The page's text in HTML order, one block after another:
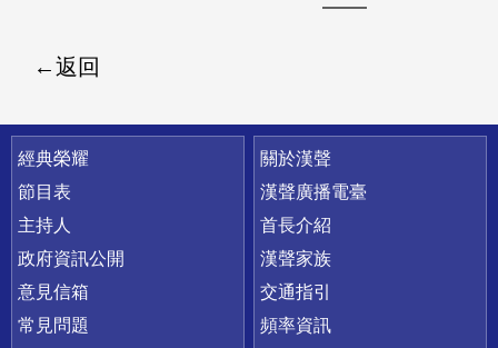
返回
快速連結
經典榮耀
節目表
主持人
政府資訊公開
意見信箱
常見問題
關於漢聲
漢聲廣播電臺
首長介紹
漢聲家族
交通指引
頻率資訊